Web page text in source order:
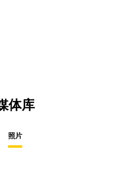
体库
照片